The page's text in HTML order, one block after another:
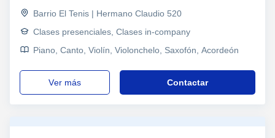
Barrio El Tenis | Hermano Claudio 520
Clases presenciales, Clases in-company
Piano, Canto, Violín, Violonchelo, Saxofón, Acordeón
ver más Contactar